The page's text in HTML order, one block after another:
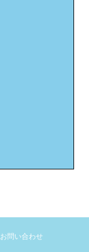
お問い合わせ